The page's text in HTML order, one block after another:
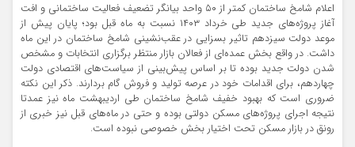
اعلام شامخ ساختمان کمتر از ۵۰ واحد بیانگر تضعیف فعالیت ساختمانی و افت
آغاز پروژه‌‌های جدید طی خرداد ۱۴۰۳ نسبت به ماه قبل بود؛ پایان پیش ‌‌از
موعد دولت سیزدهم تاثیر بسزایی در عقب‌‌نشینی شامخ ساختمان در این ماه
داشت. در واقع بخش عمده‌‌ای از فعالان بازار منتظر برگزاری انتخابات و مشخص
شدن دولت جدید بوده تا بر اساس پیش‌بینی از سیاست‌‌های اقتصادی دولت
چهاردهم، برای اقدامات خود در عرصه تولید و فروش گام بردارند. ذکر این نکته
ضروری است که بهبود خفیف شامخ ساختمان طی اردیبهشت ماه نیز عمدتا
نتیجه اجرای پروژه‌‌های مسکن دولتی بوده و حتی در ماه‌‌های قبل نیز خبری از
رونق در بازار مسکن تحت اختیار بخش خصوصی نبوده است.